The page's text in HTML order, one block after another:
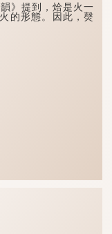
》提到，烚是火一
的形態。因此，㷫